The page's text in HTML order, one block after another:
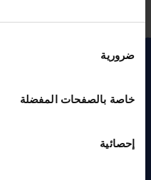
اختيار
الموافقة
ضرورية
خاصة بالصفحات المفضلة
إحصائية
الوصفات